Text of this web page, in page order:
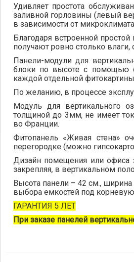
Удивляет простота
заливной горловины (левый
в зависимости от
Благодаря встроенной
получают ровно столько
Панели-модули для
блоки по высоте с помощью
каждой отдельной фитокартины
По желанию, в процессе
Модуль для вертикального
толщиной до 3мм, не имеет
во Франции.
Фитопанель «Живая стена»
перегородке (можно
Дизайн помещения или офиса
закрепляя, в вертикальном
Высота панели – 42 см.,
выбора емкостей под корневую
ГАРАНТИЯ 5 ЛЕТ
При заказе панелей